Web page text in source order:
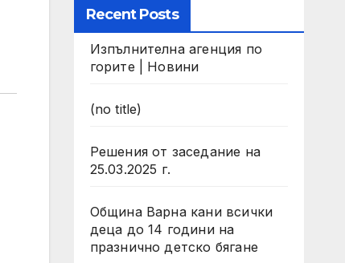
Recent Posts
Изпълнителна агенция по
горите | Новини
(no title)
Решения от заседание на
25.03.2025 г.
Община Варна кани всички
деца до 14 години на
празнично детско бягане